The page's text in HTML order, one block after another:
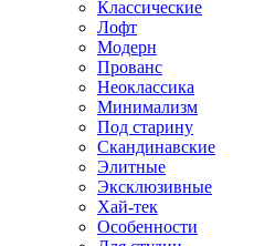
Классические
Лофт
Модерн
Прованс
Неоклассика
Минимализм
Под старину
Скандинавские
Элитные
Эксклюзивные
Хай-тек
Особенности